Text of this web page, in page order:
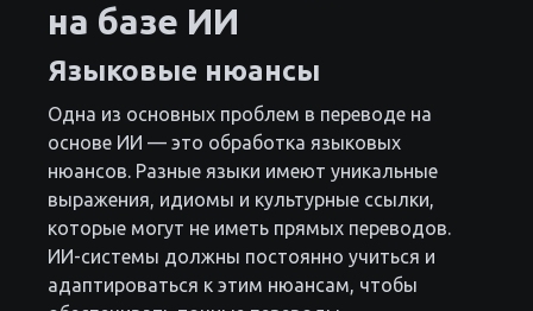
на базе ИИ
Языковые нюансы
Одна из основных проблем в переводе на
основе ИИ — это обработка языковых
нюансов. Разные языки имеют уникальные
выражения, идиомы и культурные ссылки,
которые могут не иметь прямых переводов.
ИИ-системы должны постоянно учиться и
адаптироваться к этим нюансам, чтобы